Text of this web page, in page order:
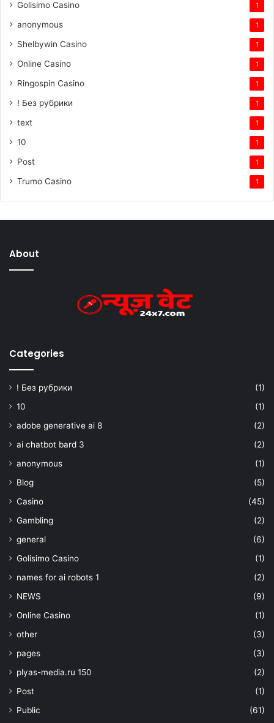
Golisimo Casino 1
anonymous 1
Shelbywin Casino 1
Online Casino 1
Ringospin Casino 1
! Без рубрики 1
text 1
10 1
Post 1
Trumo Casino 1
About
Categories
! Без рубрики
(1)
10
(1)
adobe generative ai 8
(2)
ai chatbot bard 3
(2)
anonymous
(1)
Blog
(5)
Casino
(45)
Gambling
(2)
general
(6)
Golisimo Casino
(1)
names for ai robots 1
(2)
NEWS
(9)
Online Casino
(1)
other
(3)
pages
(3)
plyas-media.ru 150
(2)
Post
(1)
Public
(61)